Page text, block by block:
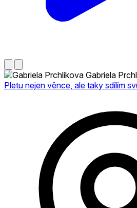
Gabriela
Pletu nejen věnce, ale taky sdílím